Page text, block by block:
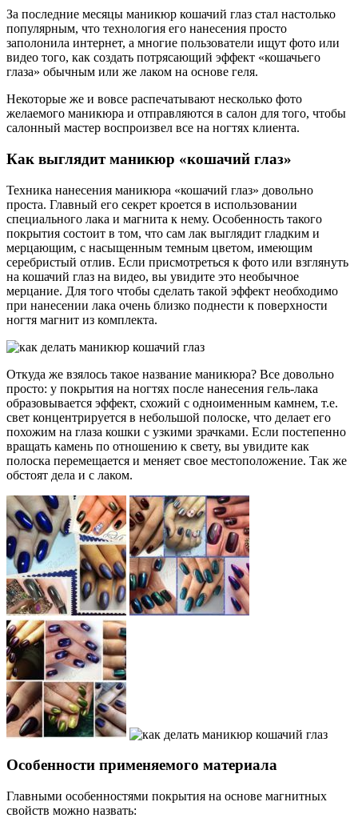
За последние месяцы маникюр кошачий глаз стал настолько
популярным, что технология его нанесения просто
заполонила интернет, а многие пользователи ищут фото или
видео того, как создать потрясающий эффект «кошачьего
глаза» обычным или же лаком на основе геля.
Некоторые же и вовсе распечатывают несколько фото
желаемого маникюра и отправляются в салон для того, чтобы
салонный мастер воспроизвел все на ногтях клиента.
Как выглядит маникюр «кошачий глаз»
Техника нанесения маникюра «кошачий глаз» довольно
проста. Главный его секрет кроется в использовании
специального лака и магнита к нему. Особенность такого
покрытия состоит в том, что сам лак выглядит гладким и
мерцающим, с насыщенным темным цветом, имеющим
серебристый отлив. Если присмотреться к фото или взглянуть
на кошачий глаз на видео, вы увидите это необычное
мерцание. Для того чтобы сделать такой эффект необходимо
при нанесении лака очень близко поднести к поверхности
ногтя магнит из комплекта.
Откуда же взялось такое название маникюра? Все довольно
просто: у покрытия на ногтях после нанесения гель-лака
образовывается эффект, схожий с одноименным камнем, т.е.
свет концентрируется в небольшой полоске, что делает его
похожим на глаза кошки с узкими зрачками. Если постепенно
вращать камень по отношению к свету, вы увидите как
полоска перемещается и меняет свое местоположение. Так же
обстоят дела и с лаком.
Особенности применяемого материала
Главными особенностями покрытия на основе магнитных
свойств можно назвать: